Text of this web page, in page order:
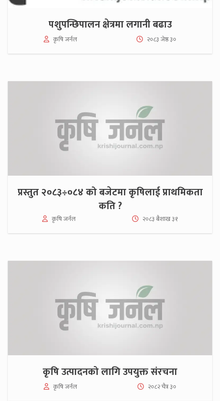
पशुपन्छिपालन क्षेत्रमा लगानी बढाउ
कृषि जर्नल २०८३ जेष्ठ ३०
प्रस्तुत २०८३÷०८४ को बजेटमा कृषिलाई प्राथमिकता
कति ?
कृषि जर्नल २०८३ बैशाख ३१
कृषि उत्पादनको लागि उपयुक्त संरचना
कृषि जर्नल २०८२ चैत्र ३०